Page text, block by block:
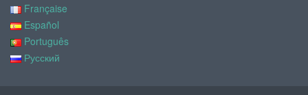
Française
Español
Português
Русский